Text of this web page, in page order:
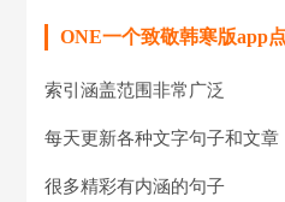
ONE一个致敬韩寒版app
索引涵盖范围非常广泛
每天更新各种文字句子和文章
很多精彩有内涵的句子